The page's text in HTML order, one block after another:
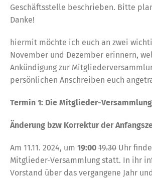
Geschäftsstelle beschrieben. Bitte
Danke!
hiermit möchte ich euch an zwei
November und Dezember erinnern,
Ankündigung zur
persönlichen Anschreiben euch
Termin 1: Die Mitglieder-Versammlung
Änderung bzw Korrektur der
Am 11.11. 2024, um 19:00 19.30 Uhr
Mitglieder-Versammlung statt. In ihr
Vorstand über das vergangene Jahr